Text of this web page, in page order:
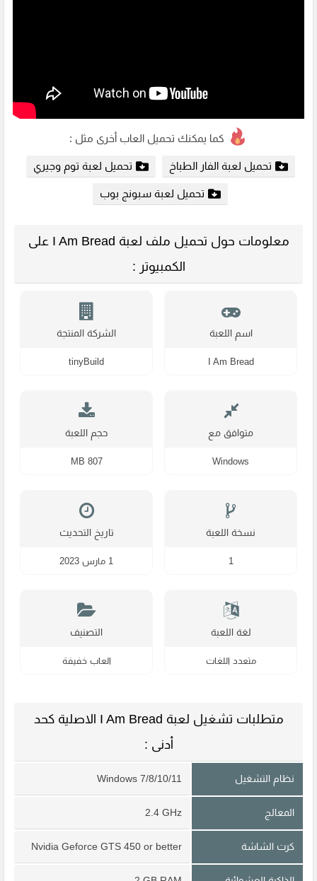
كما يمكنك تحميل العاب أخرى مثل :
تحميل لعبة الفار الطباخ تحميل لعبة توم وجيري
تحميل لعبة سبونج بوب
معلومات حول تحميل ملف لعبة I Am Bread على
الكمبيوتر :
اسم اللعبة
I Am Bread
الشركة المنتجة
tinyBuild
متوافق مع
Windows
حجم اللعبة
807 MB
نسخة اللعبة
1
تاريخ التحديث
1 مارس 2023
لغة اللعبة
متعدد اللغات
التصنيف
العاب خفيفة
متطلبات تشغيل لعبة I Am Bread الاصلية كحد
أدنى :
نظام التشغيل Windows 7/8/10/11
المعالج 2.4 GHz
كرت الشاشة Nvidia Geforce GTS 450 or better